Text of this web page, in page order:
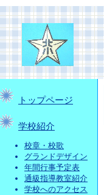
トップページ
学校紹介
校章・校歌
グランドデザイン
年間行事予定表
通級指導教室紹介
学校へのアクセス